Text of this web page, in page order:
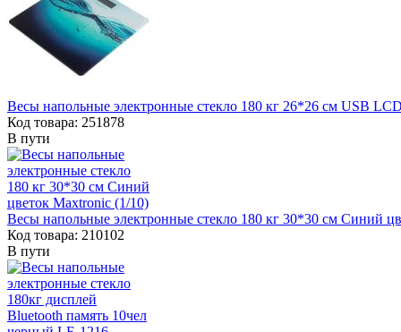
Весы напольные электронные стекло 180 кг 26*26 см USB
Код товара: 251878
В пути
Весы напольные электронные стекло 180 кг 30*30 см Синий
Код товара: 210102
В пути